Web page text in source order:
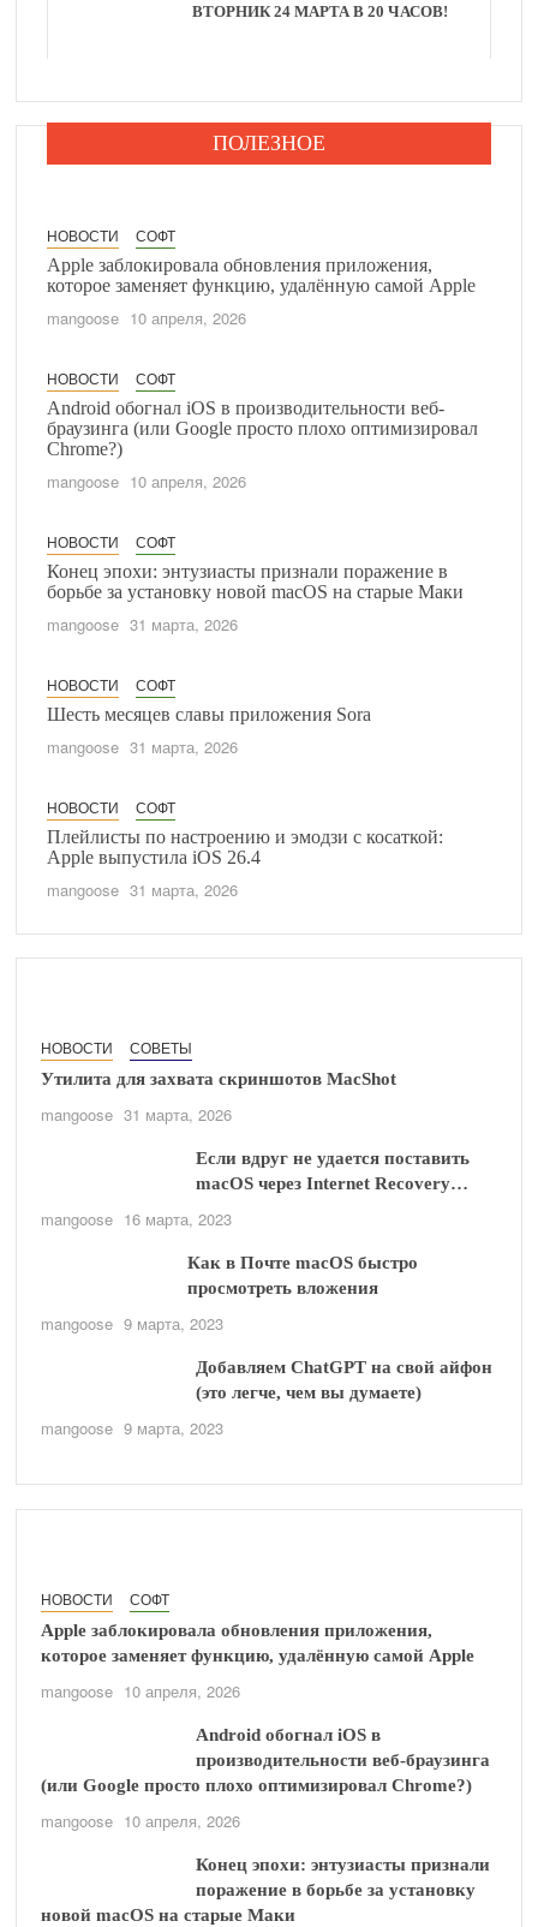
ВТОРНИК 24 МАРТА В 20 ЧАСОВ!
ПОЛЕЗНОЕ
НОВОСТИ
СОФТ
Apple заблокировала обновления приложения,
которое заменяет функцию, удалённую самой Apple
mangoose 10 апреля, 2026
НОВОСТИ
СОФТ
Android обогнал iOS в производительности веб-
браузинга (или Google просто плохо оптимизировал
Chrome?)
mangoose 10 апреля, 2026
НОВОСТИ
СОФТ
Конец эпохи: энтузиасты признали поражение в
борьбе за установку новой macOS на старые Маки
mangoose 31 марта, 2026
НОВОСТИ
СОФТ
Шесть месяцев славы приложения Sora
mangoose 31 марта, 2026
НОВОСТИ
СОФТ
Плейлисты по настроению и эмодзи с косаткой:
Apple выпустила iOS 26.4
mangoose 31 марта, 2026
НОВОСТИ СОВЕТЫ
Утилита для захвата скриншотов MacShot
mangoose 31 марта, 2026
Если вдруг не удается поставить
macOS через Internet Recovery…
mangoose 16 марта, 2023
Как в Почте macOS быстро
просмотреть вложения
mangoose 9 марта, 2023
Добавляем ChatGPT на свой айфон
(это легче, чем вы думаете)
mangoose 9 марта, 2023
НОВОСТИ СОФТ
Apple заблокировала обновления приложения,
которое заменяет функцию, удалённую самой Apple
mangoose 10 апреля, 2026
Android обогнал iOS в
производительности веб-браузинга
(или Google просто плохо оптимизировал Chrome?)
mangoose 10 апреля, 2026
Конец эпохи: энтузиасты признали
поражение в борьбе за установку
новой macOS на старые Маки